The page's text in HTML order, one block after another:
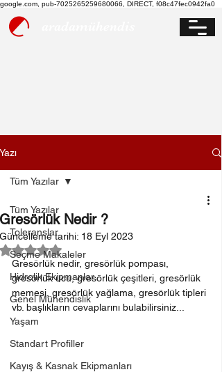
google.com, pub-7025265259680066, DIRECT, f08c47fec0942fa0
Yazı
Tüm Yazılar
Toleranslar
Seçme Makaleler
Hidrolik Ekipmanlar
Genel Mühendislik
Yaşam
Standart Profiller
Kayış & Kasnak Ekipmanları
Tüm Yazılar
Gresörlük Nedir ?
Güncelleme tarihi: 18 Eyl 2023
5 üzerinden NaN yıldız
Gresörlük nedir, gresörlük pompası,
gresörlük ucu, gresörlük çeşitleri, gresörlük
memesi, gresörlük yağlama, gresörlük tipleri
vb. başlıkların cevaplarını bulabilirsiniz...